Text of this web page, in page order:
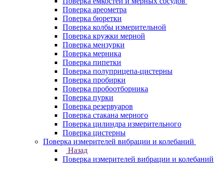
Поверка ареометра
Поверка бюретки
Поверка колбы измерительной
Поверка кружки мерной
Поверка мензурки
Поверка мерника
Поверка пипетки
Поверка полуприцепа-цистерны
Поверка пробирки
Поверка пробоотборника
Поверка пурки
Поверка резервуаров
Поверка стакана мерного
Поверка цилиндра измерительного
Поверка цистерны
Поверка измерителей вибрации и колебаний
Назад
Поверка измерителей вибрации и колебаний